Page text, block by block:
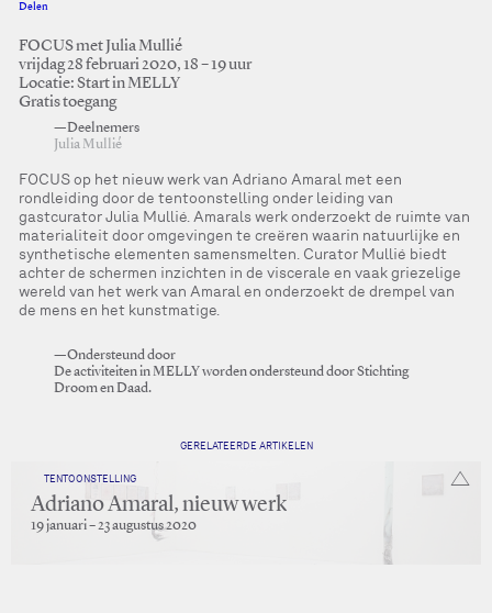
Delen
FOCUS met Julia Mullié
vrijdag 28 februari 2020, 18 – 19 uur
Locatie: Start in MELLY
Gratis toegang
—Deelnemers
Julia Mullié
FOCUS op het nieuw werk van Adriano Amaral met een
rondleiding door de tentoonstelling onder leiding van
gastcurator Julia Mullié. Amarals werk onderzoekt de ruimte van
materialiteit door omgevingen te creëren waarin natuurlijke en
synthetische elementen samensmelten. Curator Mullié biedt
achter de schermen inzichten in de viscerale en vaak griezelige
wereld van het werk van Amaral en onderzoekt de drempel van
de mens en het kunstmatige.
—Ondersteund door
De activiteiten in MELLY worden ondersteund door Stichting
Droom en Daad.
GERELATEERDE ARTIKELEN
TENTOONSTELLING
Adriano Amaral, nieuw werk
19 januari – 23 augustus 2020